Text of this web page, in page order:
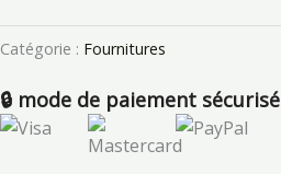
Catégorie : Fournitures
🔒 mode de paiement sécurisé